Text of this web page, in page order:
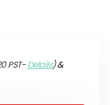
PST-Details)&